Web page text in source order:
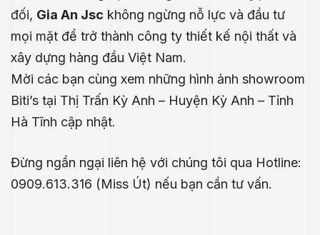
đối, Gia An Jsc không ngừng nỗ lực và đầu tư
mọi mặt để trở thành công ty thiết kế nội thất và
xây dựng hàng đầu Việt Nam.
Mời các bạn cùng xem những hình ảnh showroom
Biti’s tại Thị Trấn Kỳ Anh – Huyện Kỳ Anh – Tỉnh
Hà Tĩnh cập nhật.
Đừng ngần ngại liên hệ với chúng tôi qua Hotline:
0909.613.316 (Miss Út) nếu bạn cần tư vấn.